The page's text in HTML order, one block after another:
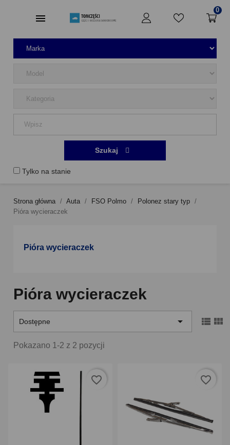
0
Tylko na stanie
Szukaj
Strona główna Auta FSO Polmo
Polonez stary typ
Pióra wycieraczek
Pióra wycieraczek
Pióra wycieraczek
Dostępne   
Pokazano 1-2 z 2 pozycji
favorite_border favorite_border